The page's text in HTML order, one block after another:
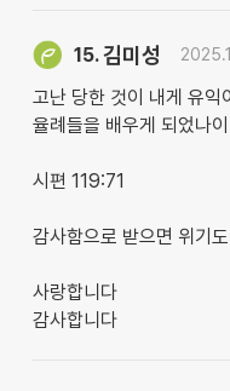
15.김미성
고난 당한 것이 내게 유익
율례들을 배우게 되었나
시편 119:71
감사함으로 받으면 위기
사랑합니다
감사합니다